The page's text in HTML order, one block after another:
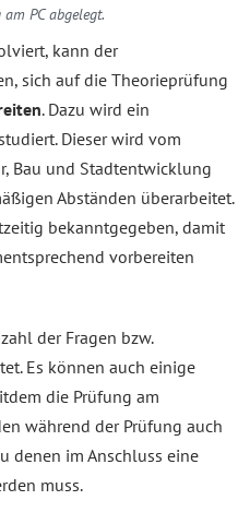
PC abgelegt.
kann der
sich auf die Theorieprüfung
. Dazu wird ein
Dieser wird vom
Bau und Stadtentwicklung
Abständen überarbeitet.
bekanntgegeben, damit
vorbereiten
der Fragen bzw.
Es können auch einige
die Prüfung am
während der Prüfung auch
denen im Anschluss eine
muss.